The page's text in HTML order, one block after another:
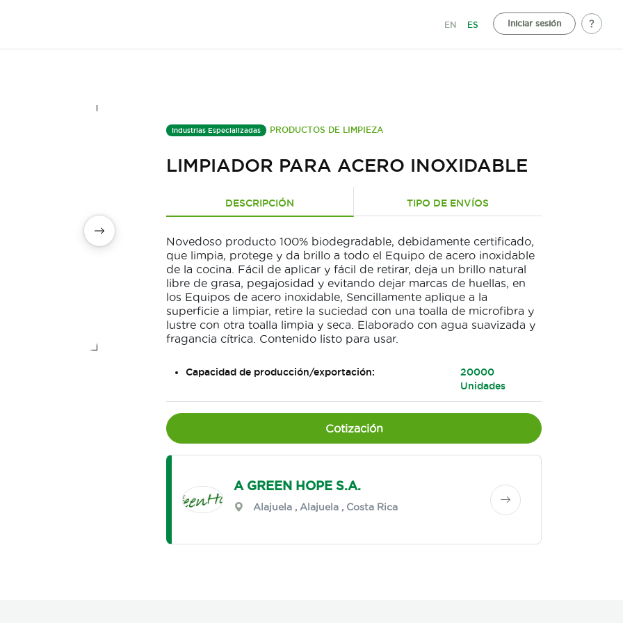
EN ES Iniciar sesión
Industrias Especializadas PRODUCTOS DE LIMPIEZA
LIMPIADOR PARA ACERO INOXIDABLE
DESCRIPCIÓN TIPO DE ENVÍOS
Novedoso producto 100% biodegradable, debidamente certificado,
que limpia, protege y da brillo a todo el Equipo de acero inoxidable
de la cocina. Fácil de aplicar y fácil de retirar, deja un brillo natural
libre de grasa, pegajosidad y evitando dejar marcas de huellas, en
los Equipos de acero inoxidable, Sencillamente aplique a la
superficie a limpiar, retire la suciedad con una toalla de microfibra y
lustre con otra toalla limpia y seca. Elaborado con agua suavizada y
fragancia cítrica. Contenido listo para usar.
Capacidad de producción/exportación:
20000
Unidades
Cotización
A GREEN HOPE S.A.
Alajuela, Alajuela, Costa Rica